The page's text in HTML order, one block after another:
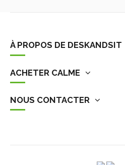
À PROPOS DE DESKANDSIT
ACHETER CALME
NOUS CONTACTER